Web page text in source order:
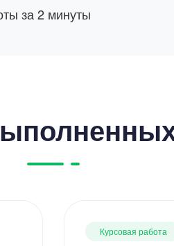
за 2 минуты
Курсовая работа